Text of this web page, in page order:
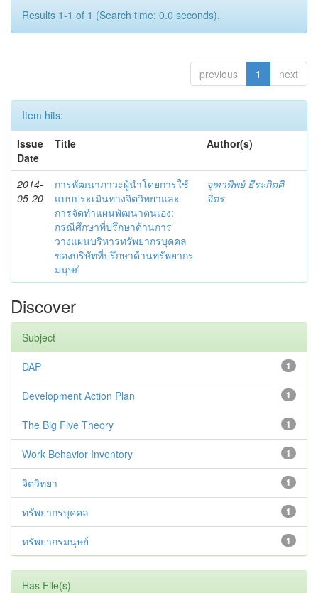
Results 1-1 of 1 (Search time: 0.0 seconds).
previous 1 next
Item hits:
Issue
Date
Title Author(s)
2014-
05-20
การพัฒนาภาวะผู้นำโดยการใช้
แบบประเมินทางจิตวิทยาและ
การจัดทำแผนพัฒนาตนเอง:
กรณีศึกษาที่ปรึกษาด้านการ
วางแผนบริหารทรัพยากรบุคคล
ของบริษัทที่ปรึกษาด้านทรัพยากร
มนุษย์
จุฑาพิพย์ ธีระกิตติ
จิตร
Discover
Subject
1
DAP
1
Development Action Plan
1
The Big Five Theory
1
Work Behavior Inventory
1
จิตวิทยา
1
ทรัพยากรบุคคล
1
ทรัพยากรมนุษย์
Has File(s)